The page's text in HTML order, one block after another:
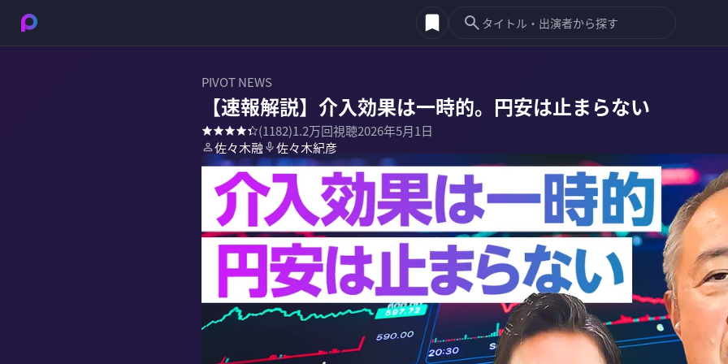
PIVOT NEWS
【速報解説】介入効果は一時的。円安は止まらない
(1182)1.2万回視聴2026年5月1日
佐々木融
佐々木紀彦